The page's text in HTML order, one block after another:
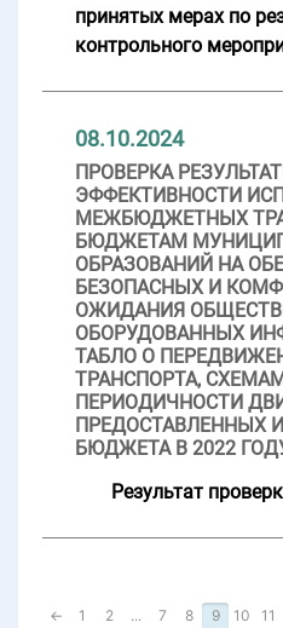
принятых мерах по
контрольного
08.10.2024
ПРОВЕРКА
ЭФФЕКТИВНОСТИ
МЕЖБЮДЖЕТНЫХ
БЮДЖЕТАМ
ОБРАЗОВАНИЙ НА
БЕЗОПАСНЫХ И
ОЖИДАНИЯ
ОБОРУДОВАННЫХ
ТАБЛО О
ТРАНСПОРТА,
ПЕРИОДИЧНОСТИ
ПРЕДОСТАВЛЕННЫХ
БЮДЖЕТА В 2022
Результат
← 1 2 ... 7 8 9 10 11